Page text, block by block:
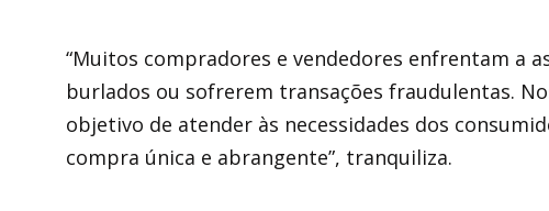
“Muitos compradores e vendedores enfrentam a
burlados ou sofrerem transações fraudulentas.
objetivo de atender às necessidades dos
compra única e abrangente”, tranquiliza.